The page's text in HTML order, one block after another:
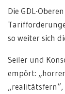
Die GDL-
so weiter sich
Seiler und
empört:
„realitätsfern“,